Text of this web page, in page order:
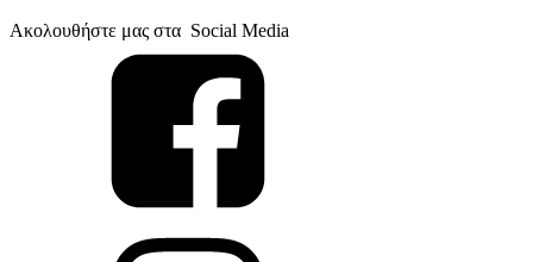
Ακολουθήστε μας στα Social Media